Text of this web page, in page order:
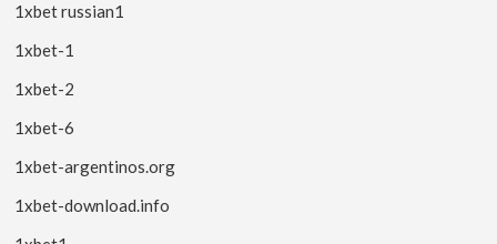
1xbet russian1
1xbet-1
1xbet-2
1xbet-6
1xbet-argentinos.org
1xbet-download.info